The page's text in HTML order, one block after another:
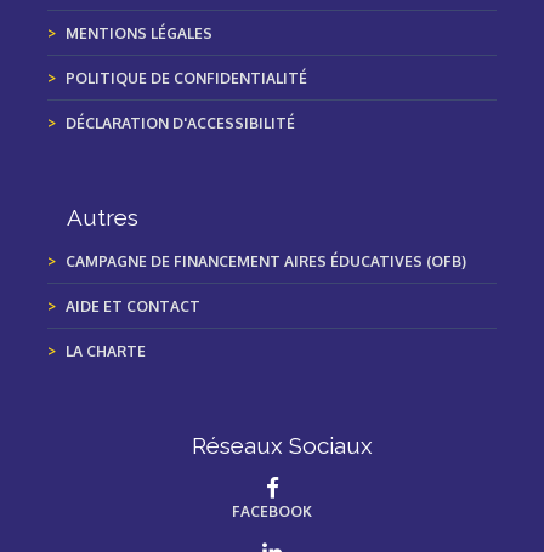
MENTIONS LÉGALES
POLITIQUE DE CONFIDENTIALITÉ
DÉCLARATION D'ACCESSIBILITÉ
Autres
CAMPAGNE DE FINANCEMENT AIRES ÉDUCATIVES (OFB)
AIDE ET CONTACT
LA CHARTE
Réseaux Sociaux
FACEBOOK